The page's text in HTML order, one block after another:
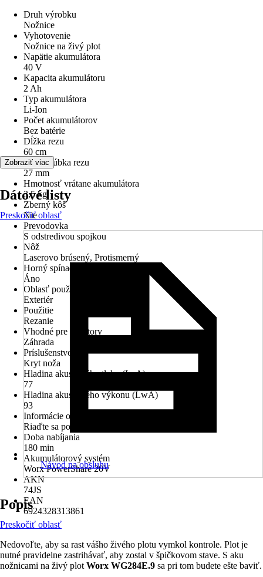
Druh výrobku
Nožnice
Vyhotovenie
Nožnice na živý plot
Napätie akumulátora
40 V
Kapacita akumulátoru
2 Ah
Typ akumulátora
Li-Ion
Počet akumulátorov
Bez batérie
Dĺžka rezu
60 cm
Max. hrúbka rezu
27 mm
Hmotnosť vrátane akumulátora
3,5 kg
Zberný kôš
Nie
Prevodovka
S odstredivou spojkou
Nôž
Laserovo brúsený, Protismerný
Horný spínač
Áno
Oblasť použitia
Exteriér
Použitie
Rezanie
Vhodné pre priestory
Záhrada
Príslušenstvo
Kryt noža
Hladina akustického tlaku (LpA)
77
Hladina akustického výkonu (LwA)
93
Informácie o likvidácii
Riaďte sa pokynmi na likvidáciu
Doba nabíjania
180 min
Akumulátorový systém
Worx PowerShare 20V
AKN
74JS
EAN
6924328313861
Zobraziť viac
Dátové listy
Preskočiť oblasť
Návod na obsluhu
Popis
Preskočiť oblasť
Nedovoľte, aby sa rast vášho živého plotu vymkol kontrole. Plot je
nutné pravidelne zastrihávať, aby zostal v špičkovom stave. S aku
nožnicami na živý plot Worx WG284E.9 sa pri tom budete ešte baviť.